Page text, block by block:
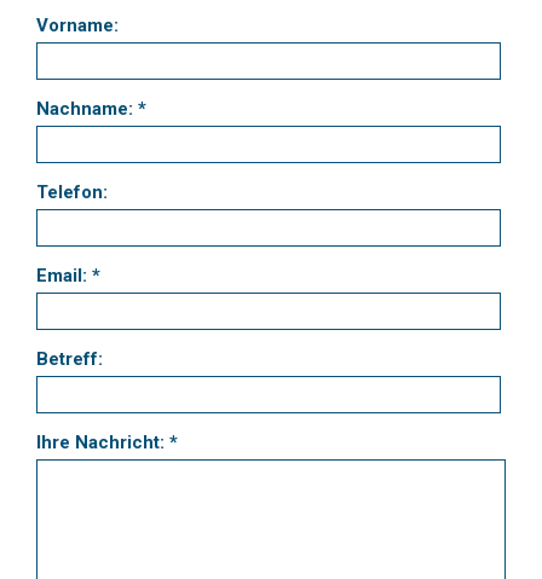
Vorname:
Nachname: *
Telefon:
Email: *
Betreff:
Ihre Nachricht: *